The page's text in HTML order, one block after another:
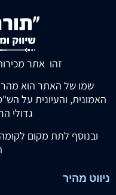
זהו אתר
שמו של האתר הוא
האמונית, והעיונית על
גדולי
ובנוסף לתת מקום
ניווט מהיר